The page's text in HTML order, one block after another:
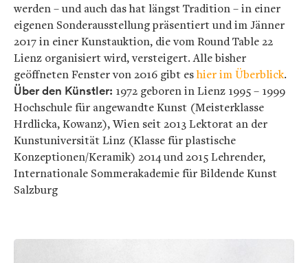
werden – und auch das hat längst Tradition – in einer
eigenen Sonderausstellung präsentiert und im Jänner
2017 in einer Kunstauktion, die vom Round Table 22
Lienz organisiert wird, versteigert. Alle bisher
geöffneten Fenster von 2016 gibt eshier im Überblick.
Über den Künstler: 1972 geboren in Lienz 1995 – 1999
Hochschule für angewandte Kunst (Meisterklasse
Hrdlicka, Kowanz), Wien seit 2013 Lektorat an der
Kunstuniversität Linz (Klasse für plastische
Konzeptionen/Keramik) 2014 und 2015 Lehrender,
Internationale Sommerakademie für Bildende Kunst
Salzburg